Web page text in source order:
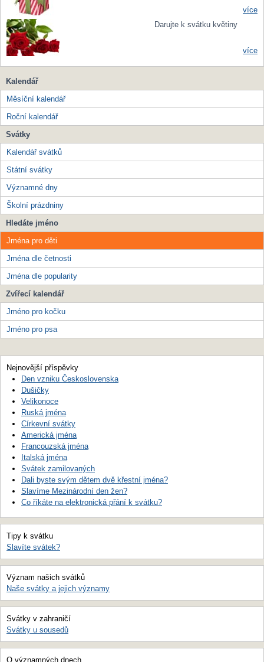
více
Darujte k svátku květiny
více
Kalendář
Měsíční kalendář
Roční kalendář
Svátky
Kalendář svátků
Státní svátky
Významné dny
Školní prázdniny
Hledáte jméno
Jména pro děti
Jména dle četnosti
Jména dle popularity
Zvířecí kalendář
Jméno pro kočku
Jméno pro psa
Nejnovější příspěvky
Den vzniku Československa
Dušičky
Velikonoce
Ruská jména
Církevní svátky
Americká jména
Francouzská jména
Italská jména
Svátek zamilovaných
Dali byste svým dětem dvě křestní jména?
Slavíme Mezinárodní den žen?
Co říkáte na elektronická přání k svátku?
Tipy k svátku
Slavíte svátek?
Význam našich svátků
Naše svátky a jejich významy
Svátky v zahraničí
Svátky u sousedů
O významných dnech